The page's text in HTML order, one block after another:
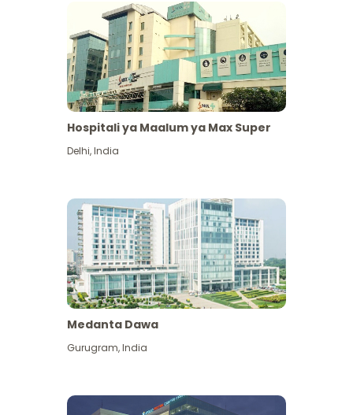
Hospitali ya Maalum ya Max Super
Delhi,India
Medanta Dawa
Gurugram,India